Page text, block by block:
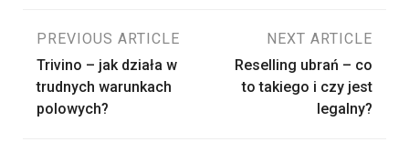
Nawigacja
wpisu
PREVIOUS ARTICLE
Trivino – jak działa w
trudnych warunkach
polowych?
NEXT ARTICLE
Reselling ubrań – co
to takiego i czy jest
legalny?